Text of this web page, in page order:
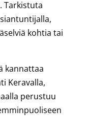
Tarkistuta
kohtia tai
kannattaa
Keravalla,
perustuu